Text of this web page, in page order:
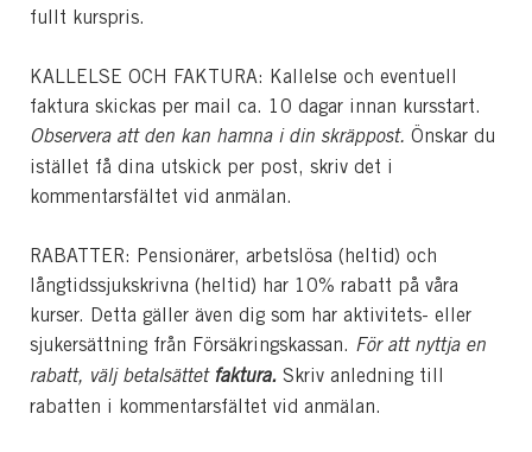
fullt kurspris.
KALLELSE OCH FAKTURA: Kallelse och eventuell
faktura skickas per mail ca. 10 dagar innan kursstart.
Observera att den kan hamna i din skräppost. Önskar du
istället få dina utskick per post, skriv det i
kommentarsfältet vid anmälan.
RABATTER: Pensionärer, arbetslösa (heltid) och
långtidssjukskrivna (heltid) har 10% rabatt på våra
kurser. Detta gäller även dig som har aktivitets- eller
sjukersättning från Försäkringskassan. För att nyttja en
rabatt, välj betalsättet faktura. Skriv anledning till
rabatten i kommentarsfältet vid anmälan.